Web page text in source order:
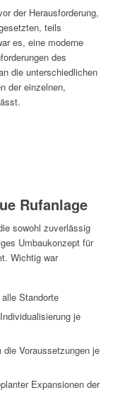
der Herausforderung,
teils
es, eine moderne
des
die unterschiedlichen
der einzelnen,
Rufanlage
sowohl zuverlässig
Umbaukonzept für
Wichtig war
Standorte
je
Voraussetzungen je
Expansionen der